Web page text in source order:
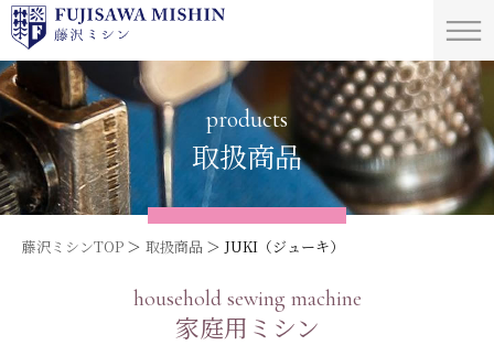
products
取扱商品
藤沢ミシンTOP 取扱商品 JUKI（ジューキ）
household sewing machine
家庭用ミシン